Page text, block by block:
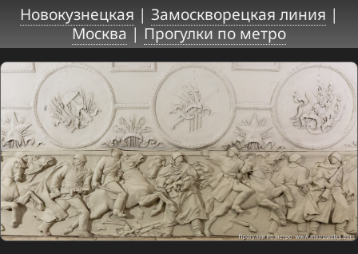
Новокузнецкая | Замоскворецкая линия |
Москва| Прогулки по метро